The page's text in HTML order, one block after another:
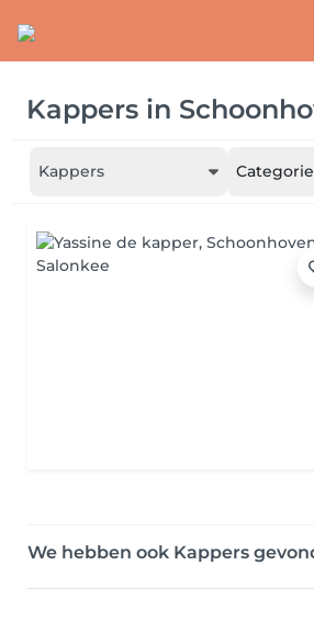
Kappers in
Kappers
We hebben ook Kappers